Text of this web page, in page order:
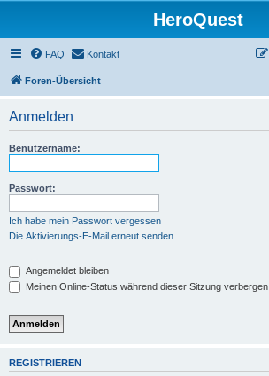
HeroQuest
FAQ Kontakt
Foren-Übersicht
Anmelden
Benutzername:
Passwort:
Ich habe mein Passwort vergessen
Die Aktivierungs-E-Mail erneut senden
Angemeldet bleiben
Meinen Online-Status während dieser Sitzung verbergen
REGISTRIEREN